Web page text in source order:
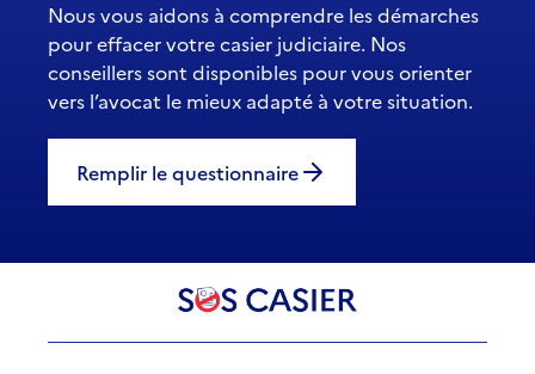
Nous vous aidons à comprendre les démarches
pour effacer votre casier judiciaire. Nos
conseillers sont disponibles pour vous orienter
vers l’avocat le mieux adapté à votre situation.
Remplir le questionnaire